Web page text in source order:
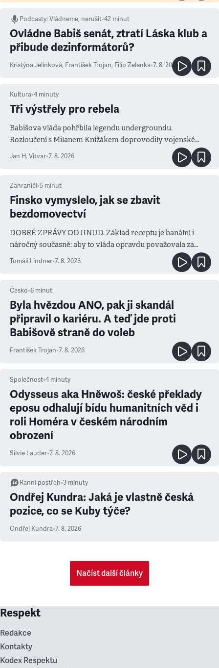
Podcasty:Vládneme, nerušit•42 minut
Ovládne Babiš senát, ztratí Láska klub a
přibude dezinformátorů?
Kristýna Jelínková, František Trojan, Filip Zelenka•7. 8. 2026
Kultura•4 minuty
Tři výstřely pro rebela
Babišova vláda pohřbila legendu undergroundu.
Rozloučení s Milanem Knížákem doprovodily vojenské
salvy i kritika pokrokářů
Jan H. Vitvar•7. 8. 2026
Zahraničí•5 minut
Finsko vymyslelo, jak se zbavit
bezdomovectví
DOBRÉ ZPRÁVY ODJINUD. Základ receptu je banální i
náročný současně: aby to vláda opravdu považovala za
prioritu
Tomáš Lindner•7. 8. 2026
Česko•6 minut
Byla hvězdou ANO, pak ji skandál
připravil o kariéru. A teď jde proti
Babišově straně do voleb
František Trojan•7. 8. 2026
Společnost•4 minuty
Odysseus aka Hněwoš: české překlady
eposu odhalují bídu humanitních věd i
roli Homéra v českém národním
obrození
Silvie Lauder•7. 8. 2026
Ranní postřeh•3 minuty
Ondřej Kundra: Jaká je vlastně česká
pozice, co se Kuby týče?
Ondřej Kundra•7. 8. 2026
Načíst další články
Respekt
Redakce
Kontakty
Kodex Respektu